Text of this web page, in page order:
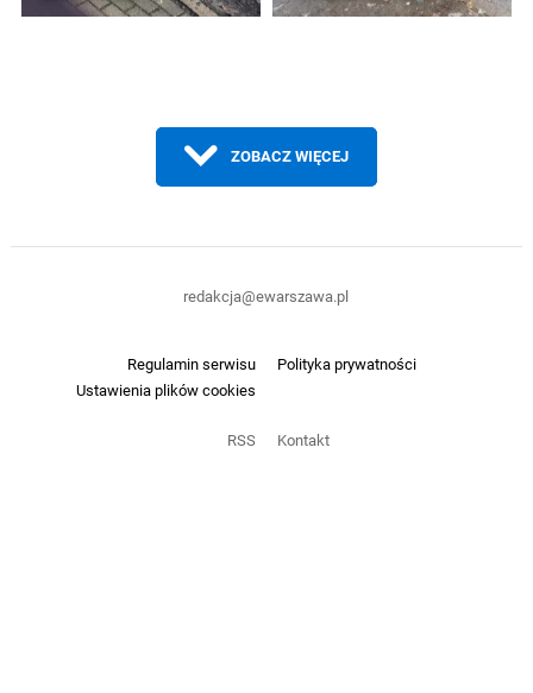
ZOBACZ WIĘCEJ
Regulamin serwisu
Polityka prywatności
Ustawienia plików cookies
RSS Kontakt
redakcja@ewarszawa.pl